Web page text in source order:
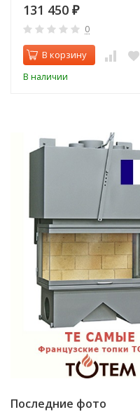
131 450 ₽
0
В корзину
В наличии
Последние фото